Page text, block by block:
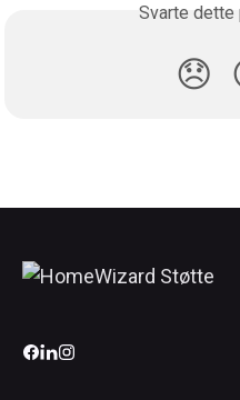
Svarte dette
😞